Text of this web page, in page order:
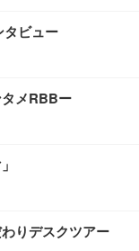
タビュー
タメRBBー
りデスクツアー